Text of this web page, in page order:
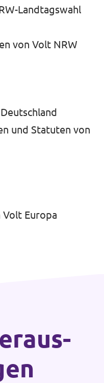
Landtagswahl
von Volt NRW
und Statuten von
Volt Europa